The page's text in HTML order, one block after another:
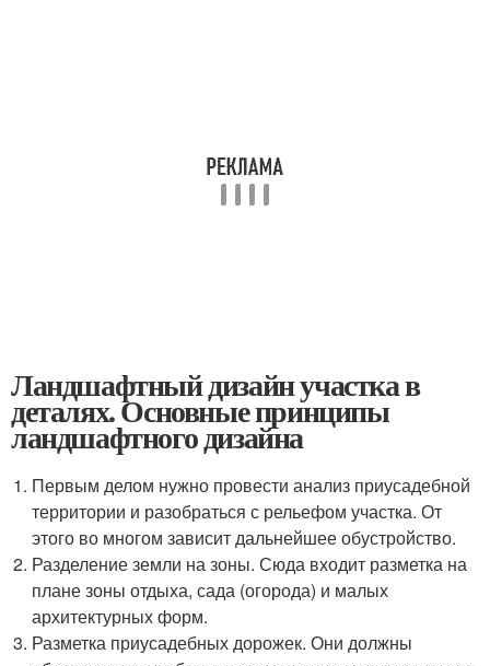
Ландшафтный дизайн участка в
деталях. Основные принципы
ландшафтного дизайна
Первым делом нужно провести анализ приусадебной
территории и разобраться с рельефом участка. От
этого во многом зависит дальнейшее обустройство.
Разделение земли на зоны. Сюда входит разметка на
плане зоны отдыха, сада (огорода) и малых
архитектурных форм.
Разметка приусадебных дорожек. Они должны